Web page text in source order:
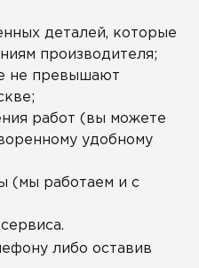
деталей, которые
производителя;
не превышают
работ (вы можете
удобному
(мы работаем и с
либо оставив